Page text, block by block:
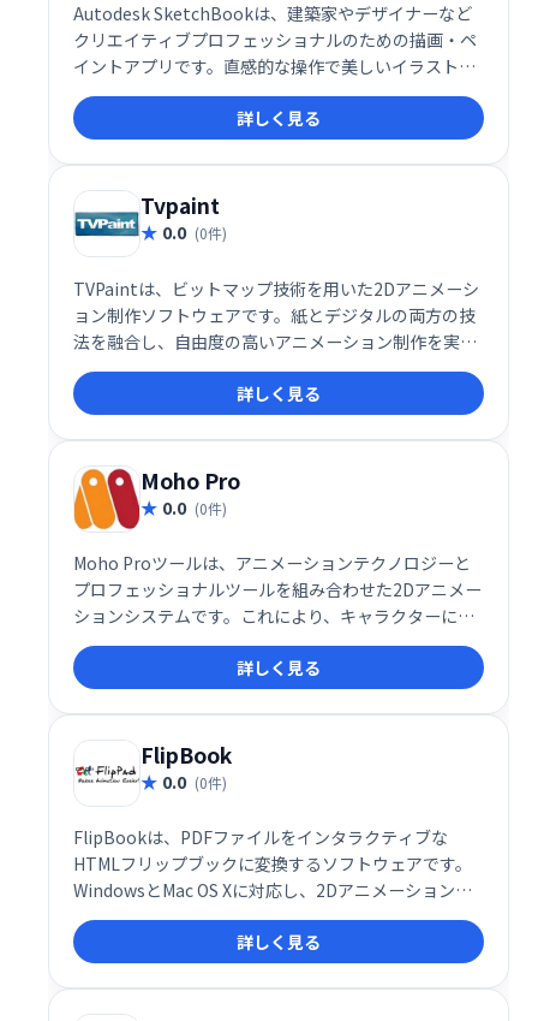
Autodesk SketchBookは、建築家やデザイナーなど
クリエイティブプロフェッショナルのための描画・ペ
イントアプリです。直感的な操作で美しいイラストを
簡単に作成でき、PC、タブレットなど様々なデバイス
でシームレスに作業できます。高い生産性を維持し、
創造性を最大限に発揮できる、プロフェッショナル向
けの頼れるツールです。 主要プラットフォームに対応
し、短時間で高品質なイラスト制作を支援します。
詳しく見る
Tvpaint
0.0 (0件)
TVPaintは、ビットマップ技術を用いた2Dアニメーシ
ョン制作ソフトウェアです。紙とデジタルの両方の技
法を融合し、自由度の高いアニメーション制作を実現
します。直感的な操作で、プロから初心者まで幅広い
ユーザーに対応。表現豊かなアニメーション制作をサ
ポートします。
詳しく見る
Moho Pro
0.0 (0件)
Moho Proツールは、アニメーションテクノロジーと
プロフェッショナルツールを組み合わせた2Dアニメー
ションシステムです。これにより、キャラクターに独
自のテクスチャとエフェクトを作成できます。
詳しく見る
FlipBook
0.0 (0件)
FlipBookは、PDFファイルをインタラクティブな
HTMLフリップブックに変換するソフトウェアです。
WindowsとMac OS Xに対応し、2Dアニメーション機
能で魅力的なデジタルコンテンツを作成できます。紙
媒体のような自然な閲覧体験を提供し、オンラインで
の資料配布やプレゼンテーションに最適です。
詳しく見る